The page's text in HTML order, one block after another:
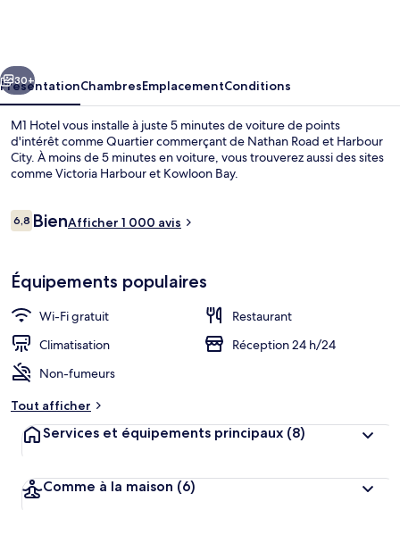
Suivant
30+
PrésentationChambresEmplacementConditions
M1 Hotel vous installe à juste 5 minutes de voiture de points
d'intérêt comme Quartier commerçant de Nathan Road et Harbour
City. À moins de 5 minutes en voiture, vous trouverez aussi des sites
comme Victoria Harbour et Kowloon Bay.
Avis
voyageurs
6,86,8 sur 10
BienAfficher 1 000 avis
Équipements populaires
Wi-Fi gratuit
Restaurant
Climatisation
Réception 24 h/24
Non-fumeurs
Tout afficher
Services et équipements principaux (8)
Comme à la maison (6)